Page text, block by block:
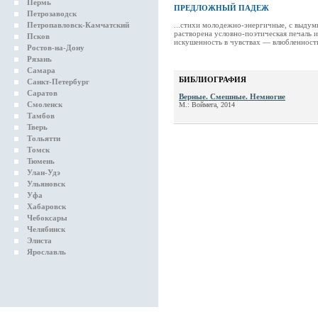
Пермь
Петрозаводск
Петропавловск-Камчатский
Псков
Ростов-на-Дону
Рязань
Самара
Санкт-Петербург
Саратов
Смоленск
Тамбов
Тверь
Тольятти
Томск
Тюмень
Улан-Удэ
Ульяновск
Уфа
Хабаровск
Чебоксары
Челябинск
Элиста
Ярославль
ПРЕДЛОЖНЫЙ ПАДЕЖ
...стихи молодежно-энергичные, с
растворена условно-поэтическая печаль
искушенность в чувствах —
БИБЛИОГРАФИЯ
Верные. Смешные. Немногие
М.: Воймега, 2014